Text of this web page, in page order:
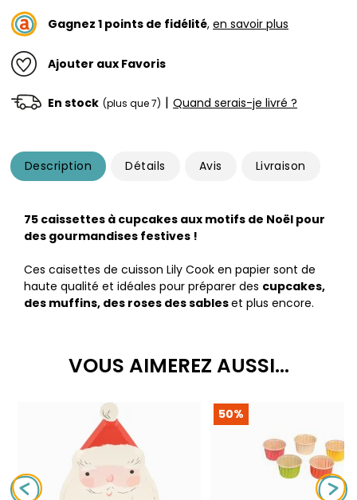
Gagnez 1 points de fidélité, en savoir plus
Ajouter aux Favoris
En stock (plus que 7) | Quand serais-je livré ?
Description Détails Avis Livraison
75 caissettes à cupcakes aux motifs de Noël pour
des gourmandises festives !
Ces caisettes de cuisson Lily Cook en papier sont de
haute qualité et idéales pour préparer des cupcakes,
des muffins, des roses des sableset plus encore.
VOUS AIMEREZ AUSSI...
50%